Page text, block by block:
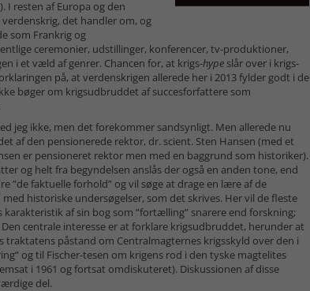
resten af Europa og den
det handler om, og
som Frankrig og
ceremonier, udstillinger, konferencer, tv-produktioner,
i et væld af genrer. Chancen for, at krigs-hype slår over i krigs-
på, at verdenskrigen allerede her i 2013 fylder godt i de
bøger om krigsudbruddet af succesforfattere som
jeg ikke, men det forekommer sandsynligt. Men allerede nu
af den pensionerede rektor, dr. scient. Sten Hansen (med et
er pensioneret rektor men med en baggrund som historiker).
og helt fra begyndelsen anslås der også en anden tone, end
”de faktuelle forhold” og vil søge at drage en lære af de
historiske undersøgelser, som det skrives. Her vil de fleste
af sin bog som ”fortælling” snarere end forskning;
centrale interesse er at forklare krigsudbruddet, herunder at
påstand om Centralmagternes krigsskyld over den i
og til Fischer-tesen om krigens rod i den tyske magtelites
i 1961 og fortsat omdiskuteret). Diskussionen af disse
del.